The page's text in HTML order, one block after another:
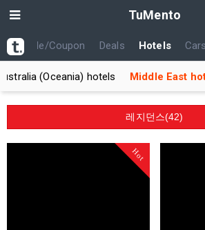
TuMento
Code/Coupon Deals Hotels Cars
(Oceania) hotels Middle East
레지던스(42)
Hot